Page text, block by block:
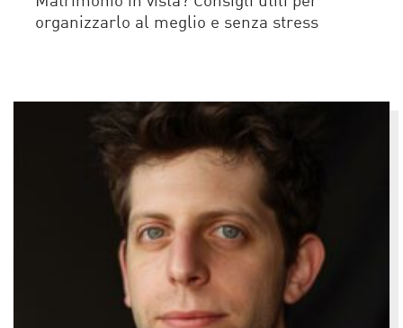
organizzarlo al meglio e senza stress